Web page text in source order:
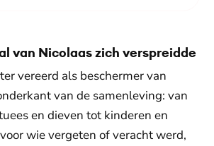
van Nicolaas zich verspreidde
vereerd als beschermer van
van de samenleving: van
en dieven tot kinderen en
wie vergeten of veracht werd,